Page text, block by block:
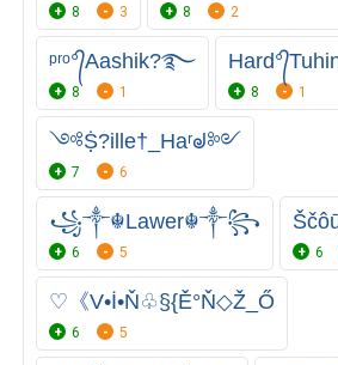
8 3 8 2
ᵖʳᵒ°᭄Aashik?࿐
8 1 8 1
༺Ṩ?ille†_Haʳᖙ༻
7 6
꧁༒☬Lawer☬༒꧂
6 5 6
♡《V•İ•Ň♧§{Ě°Ň◇Ž_Ő
6 5